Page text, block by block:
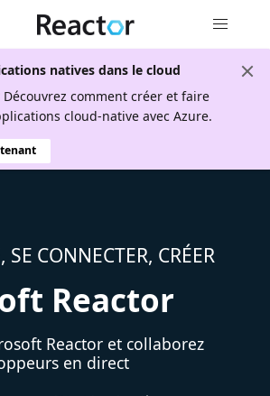
natives dans le cloud
Découvrez comment créer et faire
cloud-native avec Azure.
SE CONNECTER, CRÉER
Reactor
Reactor et collaborez
en direct